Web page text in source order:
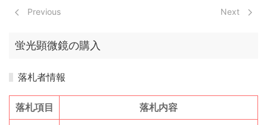
Previous Next
蛍光顕微鏡の購入
落札者情報
落札項目 落札内容